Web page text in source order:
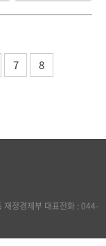
7 8
정경제부 대표전화 : 044-